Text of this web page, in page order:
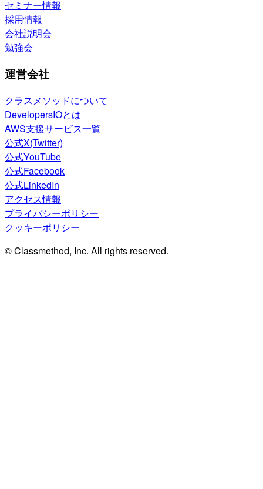
セミナー情報
採用情報
会社説明会
勉強会
運営会社
クラスメソッドについて
DevelopersIOとは
AWS支援サービス一覧
公式X(Twitter)
公式YouTube
公式Facebook
公式LinkedIn
アクセス情報
プライバシーポリシー
クッキーポリシー
© Classmethod, Inc. All rights reserved.